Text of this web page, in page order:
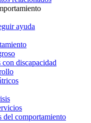
ayuda
discapacidad
del comportamiento